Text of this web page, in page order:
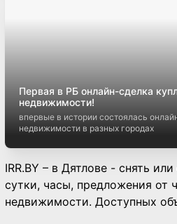
Первая в РБ онлайн-сделка
недвижимости!
впервые в истории состоялась
недвижимости в разных городах
IRR.BY – в Дятлове - снять
сутки, часы, предложения от
недвижимости. Доступных